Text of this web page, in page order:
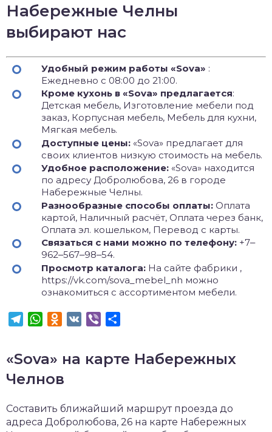
Набережные Челны
выбирают нас
Удобный режим работы «Sova» :
Ежедневно с 08:00 до 21:00.
Кроме кухонь в «Sova» предлагается:
Детская мебель, Изготовление мебели под
заказ, Корпусная мебель, Мебель для кухни,
Мягкая мебель.
Доступные цены: «Sova» предлагает для
своих клиентов низкую стоимость на мебель.
Удобное расположение: «Sova» находится
по адресу Добролюбова, 26 в городе
Набережные Челны.
Разнообразные способы оплаты: Оплата
картой, Наличный расчёт, Оплата через банк,
Оплата эл. кошельком, Перевод с карты.
Связаться с нами можно по телефону: +7‒
962‒567‒98‒54.
Просмотр каталога: На сайте фабрики ,
https://vk.com/sova_mebel_nh можно
ознакомиться с ассортиментом мебели.
TelegramWhatsApp
Odnoklassniki
VK Viber
«Sova» на карте Набережных
Челнов
Составить ближайший маршрут проезда до
адреса Добролюбова, 26 на карте Набережных